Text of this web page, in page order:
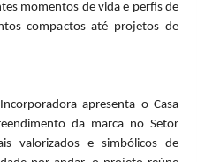
momentos de vida e perfis de
compactos até projetos de
apresenta o Casa
da marca no Setor
valorizados e simbólicos de